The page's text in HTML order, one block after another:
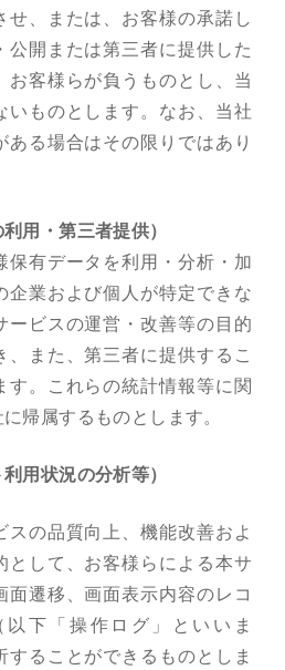
せ、または、お客様の承諾し
公開または第三者に提供した
お客様らが負うものとし、当
いものとします。なお、当社
ある場合はその限りではあり
用・第三者提供）
保有データを利用・分析・加
企業および個人が特定できな
ービスの運営・改善等の目的
、また、第三者に提供するこ
す。これらの統計情報等に関
帰属するものとします。
用状況の分析等）
スの品質向上、機能改善およ
として、お客様らによる本サ
面遷移、画面表示内容のレコ
下「操作ログ」といいま
することができるものとしま